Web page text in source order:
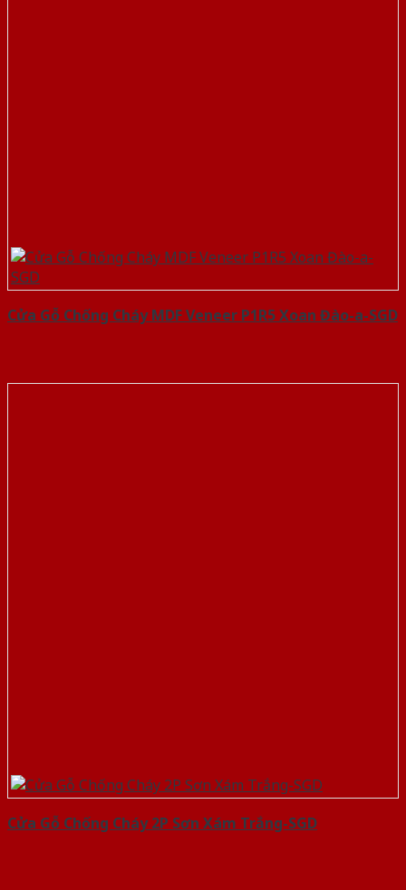
Cửa Gỗ Chống Cháy MDF Veneer P1R5 Xoan Đào-a-SGD
Cửa Gỗ Chống Cháy 2P Sơn Xám Trắng-SGD